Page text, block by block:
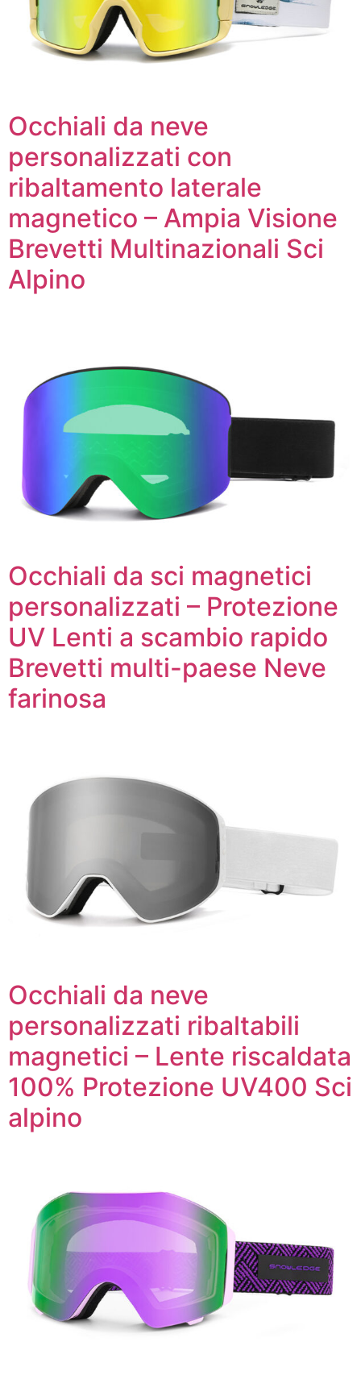
Occhiali da neve
personalizzati con
ribaltamento laterale
magnetico – Ampia Visione
Brevetti Multinazionali Sci
Alpino
Occhiali da sci magnetici
personalizzati – Protezione
UV Lenti a scambio rapido
Brevetti multi-paese Neve
farinosa
Occhiali da neve
personalizzati ribaltabili
magnetici – Lente riscaldata
100% Protezione UV400 Sci
alpino